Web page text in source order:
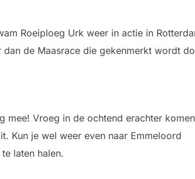
Roeiploeg Urk weer in actie in
de Maasrace die gekenmerkt wordt
mee! Vroeg in de ochtend erachter komen
Kun je wel weer even naar Emmeloord
laten halen.